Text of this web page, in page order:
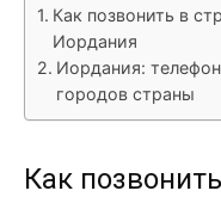
Как позвонить в
Иордания
Иордания:
городов страны
Как